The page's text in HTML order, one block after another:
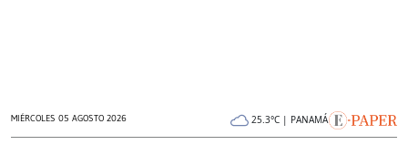
MIÉRCOLES 05 AGOSTO 2026 25.3°C | PANAMÁ